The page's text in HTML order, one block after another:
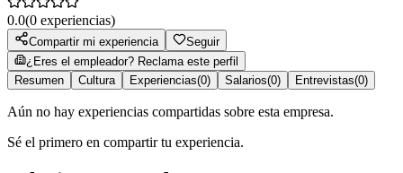
0.0(0 experiencias)
Compartir mi experiencia
Seguir
¿Eres el empleador? Reclama este perfil
Resumen
Cultura Experiencias(0) Salarios(0) Entrevistas(0)
Aún no hay experiencias compartidas sobre esta empresa.
Sé el primero en compartir tu experiencia.